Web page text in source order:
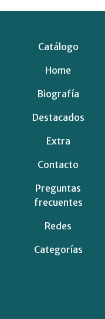
Catálogo
Home
Biografía
Destacados
Extra
Contacto
Preguntas
frecuentes
Redes
Categorías